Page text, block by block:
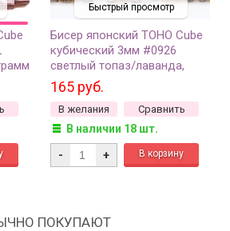
Быстрый просмотр
Бисер японский TOHO Cube
кубический 3мм #0926
светлый топаз/лаванда,
окрашенный изнутри, 5
грамм
165 руб.
В желания Сравнить
В наличии 18 шт.
- +
ПОКУПАЮТ